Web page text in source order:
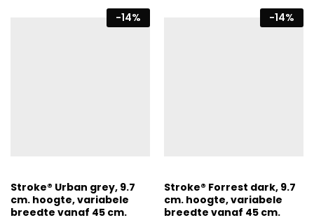
-14%
Stroke® Urban grey, 9.7
cm. hoogte, variabele
breedte vanaf 45 cm.
-14%
Stroke® Forrest dark, 9.7
cm. hoogte, variabele
breedte vanaf 45 cm.